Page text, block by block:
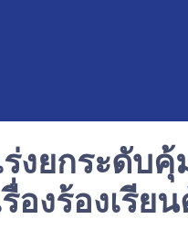
งยกระดับ
งร้องเรีย